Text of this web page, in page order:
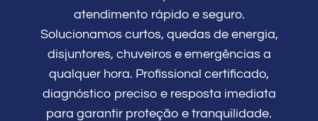
atendimento rápido e seguro.
Solucionamos curtos, quedas de energia,
disjuntores, chuveiros e emergências a
qualquer hora. Profissional certificado,
diagnóstico preciso e resposta imediata
para garantir proteção e tranquilidade.